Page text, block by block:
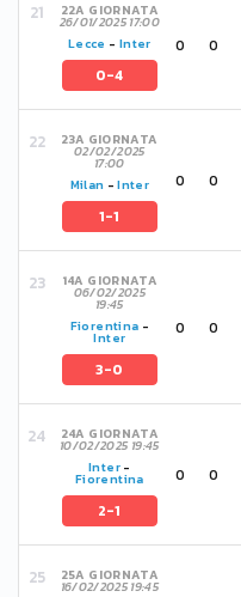
22A GIORNATA
26/01/2025 17:00
Lecce - Inter
0-4
0 0
23A GIORNATA
02/02/2025
17:00
Milan -Inter
1-1
0 0
14A GIORNATA
06/02/2025
19:45
Fiorentina -
Inter
3-0
0 0
24A GIORNATA
10/02/2025 19:45
Inter-
Fiorentina
2-1
0 0
25A GIORNATA
16/02/2025 19:45